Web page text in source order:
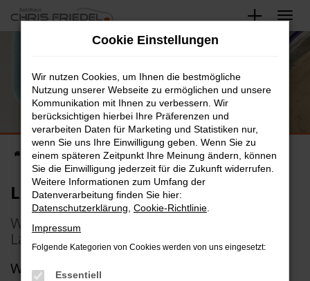
Zum
Hauptinhalt Lackversiegelung für Ihr Fahrzeug
Startseite KFZ-Werkstatt Lackversiegelung
Lackversiegelung
Wissenswertes zum Thema
Lackversiegelung
Warum den Lack versiegeln?
Cookie Einstellungen
Wir nutzen Cookies, um Ihnen die bestmögliche
Nutzung unserer Webseite zu ermöglichen und unsere
Kommunikation mit Ihnen zu verbessern. Wir
berücksichtigen hierbei Ihre Präferenzen und
verarbeiten Daten für Marketing und Statistiken nur,
wenn Sie uns Ihre Einwilligung geben. Wenn Sie zu
einem späteren Zeitpunkt Ihre Meinung ändern, können
Sie die Einwilligung jederzeit für die Zukunft widerrufen.
Weitere Informationen zum Umfang der
Datenverarbeitung finden Sie hier:
Datenschutzerklärung Cookie-Richtlinie
Impressum
Folgende Kategorien von Cookies werden von uns eingesetzt:
Essentiell